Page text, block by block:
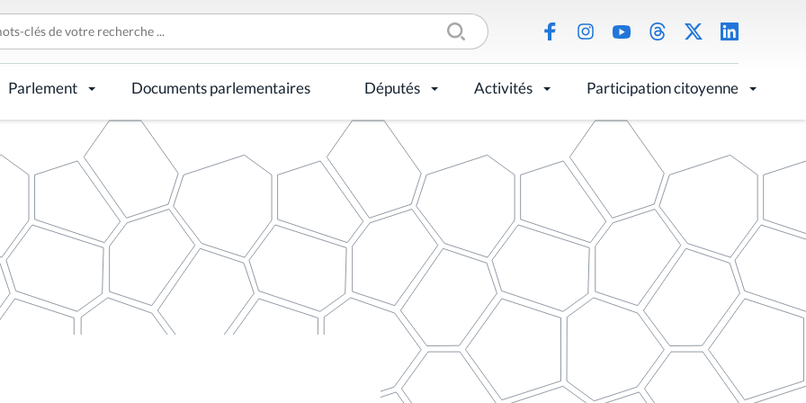
Parlement Documents parlementaires Députés Activités Participation citoyenne